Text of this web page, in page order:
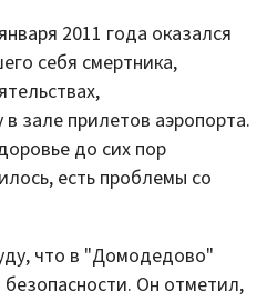
2011 года оказался
себя смертника,
зале прилетов аэропорта.
до сих пор
есть проблемы со
что в "Домодедово"
Он отметил,